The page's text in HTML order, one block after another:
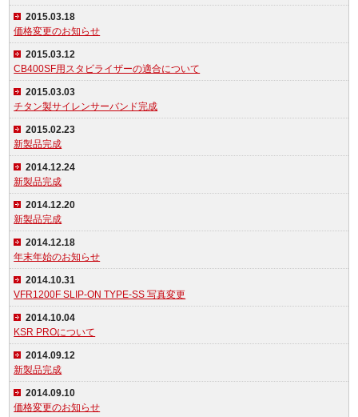
2015.03.18
価格変更のお知らせ
2015.03.12
CB400SF用スタビライザーの適合について
2015.03.03
チタン製サイレンサーバンド完成
2015.02.23
新製品完成
2014.12.24
新製品完成
2014.12.20
新製品完成
2014.12.18
年末年始のお知らせ
2014.10.31
VFR1200F SLIP-ON TYPE-SS 写真変更
2014.10.04
KSR PROについて
2014.09.12
新製品完成
2014.09.10
価格変更のお知らせ